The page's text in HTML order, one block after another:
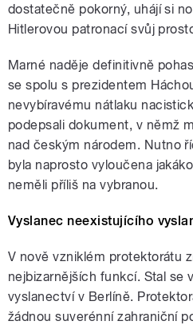
dostatečně pokorný, uhájí si
Hitlerovou patronací svůj
Marné naděje definitivně
se spolu s prezidentem
nevybíravému nátlaku
podepsali dokument, v němž
nad českým národem. Nutno
byla naprosto vyloučena
neměli příliš na vybranou.
Vyslanec neexistujícího
V nově vzniklém protektorátu
nejbizarnějších funkcí. Stal se
vyslanectví v Berlíně.
žádnou suverénní zahraniční